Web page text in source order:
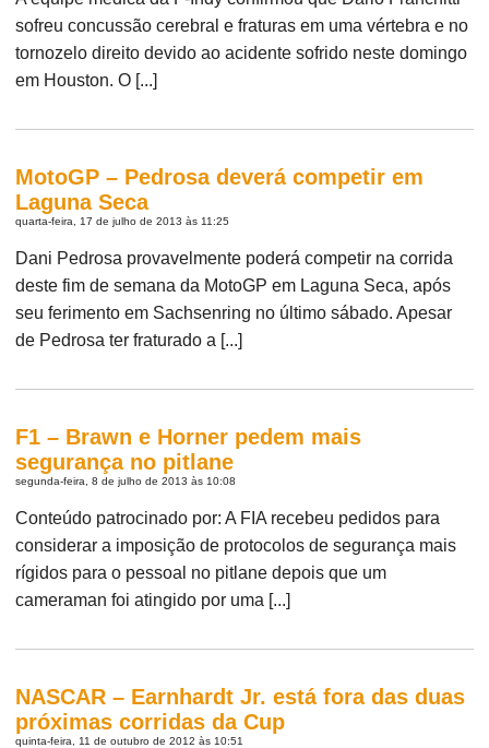
sofreu concussão cerebral e fraturas em uma vértebra e no
tornozelo direito devido ao acidente sofrido neste domingo
em Houston. O [...]
MotoGP – Pedrosa deverá competir em
Laguna Seca
quarta-feira, 17 de julho de 2013 às 11:25
Dani Pedrosa provavelmente poderá competir na corrida
deste fim de semana da MotoGP em Laguna Seca, após
seu ferimento em Sachsenring no último sábado. Apesar
de Pedrosa ter fraturado a [...]
F1 – Brawn e Horner pedem mais
segurança no pitlane
segunda-feira, 8 de julho de 2013 às 10:08
Conteúdo patrocinado por: A FIA recebeu pedidos para
considerar a imposição de protocolos de segurança mais
rígidos para o pessoal no pitlane depois que um
cameraman foi atingido por uma [...]
NASCAR – Earnhardt Jr. está fora das duas
próximas corridas da Cup
quinta-feira, 11 de outubro de 2012 às 10:51